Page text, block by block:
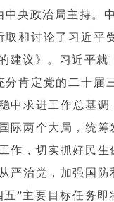
中央政治局主持。
取和讨论了习近平
建议》。习近平就
分肯定党的二十届
中求进工作总基调
际两个大局，统
作，切实抓好民
严治党，加强国
五”主要目标任务